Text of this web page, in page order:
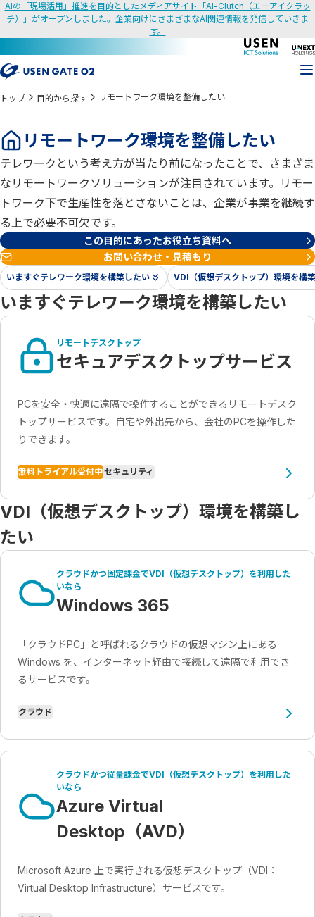
AIの「現場活用」推進を目的としたメディアサイト「AI-Clutch（エーアイクラッ
チ）」がオープンしました。企業向けにさまざまなAI関連情報を発信していきま
す。
トップ 目的から探す リモートワーク環境を整備したい
リモートワーク環境を整備したい
テレワークという考え方が当たり前になったことで、さまざま
なリモートワークソリューションが注目されています。リモー
トワーク下で生産性を落とさないことは、企業が事業を継続す
る上で必要不可欠です。
この目的にあったお役立ち資料へ
お問い合わせ・見積もり
いますぐテレワーク環境を構築したい VDI（仮想デスクトップ）環境を構
いますぐテレワーク環境を構築したい
リモートデスクトップ
セキュアデスクトップサービス
PCを安全・快適に遠隔で操作することができるリモートデスク
トップサービスです。自宅や外出先から、会社のPCを操作した
りできます。
無料トライアル受付中セキュリティ
VDI（仮想デスクトップ）環境を構築し
たい
クラウドかつ固定課金でVDI（仮想デスクトップ）を利用した
いなら
Windows 365
「クラウドPC」と呼ばれるクラウドの仮想マシン上にある
Windows を、インターネット経由で接続して遠隔で利用でき
るサービスです。
クラウド
クラウドかつ従量課金でVDI（仮想デスクトップ）を利用した
いなら
Azure Virtual
Desktop（AVD）
Microsoft Azure 上で実行される仮想デスクトップ（VDI：
Virtual Desktop Infrastructure）サービスです。